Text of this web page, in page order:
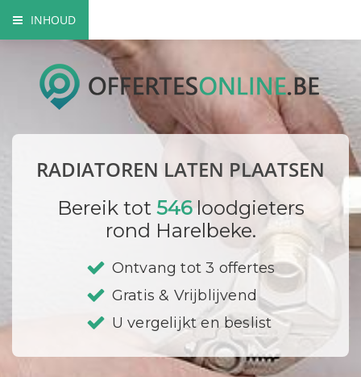
INHOUD
Voordelen radiator
Plaatsing radiatoren
Vermogen berekenen
Thermostaat
Voorbeelden
RADIATOREN LATEN PLAATSEN
Bereik tot 546loodgieters
rond Harelbeke.
Ontvang tot 3 offertes
Gratis & Vrijblijvend
U vergelijkt en beslist